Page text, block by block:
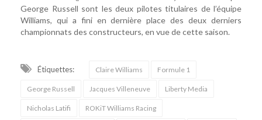
George Russell sont les deux pilotes titulaires de l’équipe
Williams, qui a fini en dernière place des deux derniers
championnats des constructeurs, en vue de cette saison.
Étiquettes: Claire Williams Formule 1
George Russell Jacques Villeneuve Liberty Media
Nicholas Latifi ROKiT Williams Racing